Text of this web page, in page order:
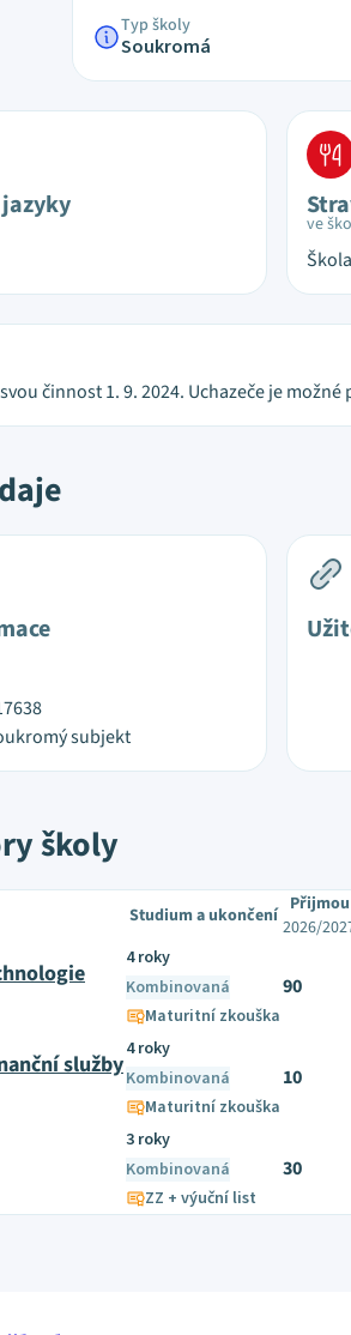
Typ školy
Soukromá
ve
činnost 1. 9. 2024. Uchazeče je
subjekt
školy
Studium a ukončení Přijmou
2026/
4 roky
Kombinovaná
Maturitní zkouška
90
služby
4 roky
Kombinovaná
Maturitní zkouška
10
3 roky
Kombinovaná
ZZ + výuční list
30